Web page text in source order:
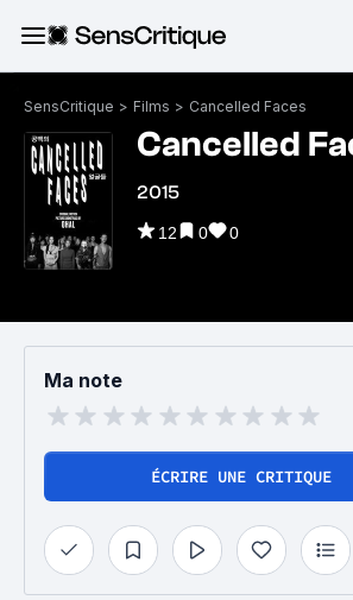
SensCritique > Films > Cancelled Faces
Cancelled
2015
12 0 0
Ma note
ÉCRIRE UNE CRITIQUE